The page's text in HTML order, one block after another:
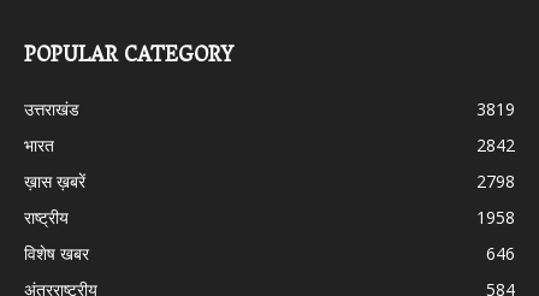
POPULAR CATEGORY
उत्तराखंड
3819
भारत
2842
ख़ास ख़बरें
2798
राष्ट्रीय
1958
विशेष खबर
646
अंतरराष्ट्रीय
584